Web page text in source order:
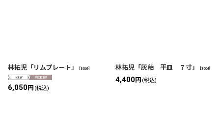
林拓児「リムプレート」 3069
6,050円 (税込)
林拓児「灰釉 平皿 ７寸」 3068]
4,400円 (税込)